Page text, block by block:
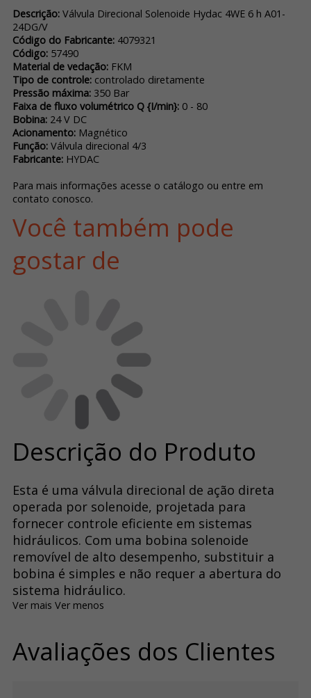
Descrição: Válvula Direcional Solenoide Hydac 4WE 6 h A01-
24DG/V
Código do Fabricante: 4079321
Código: 57490
Material de vedação: FKM
Tipo de controle:controlado diretamente
Pressão máxima: 350 Bar
Faixa de fluxo volumétrico Q {I/min}:0 - 80
Bobina:24 V DC
Acionamento:Magnético
Função:Válvula direcional 4/3
Fabricante: HYDAC
Para mais informações acesse o catálogo ou entre em
contato conosco.
Você também pode
gostar de
Descrição do Produto
Esta é uma válvula direcional de ação direta
operada por solenoide, projetada para
fornecer controle eficiente em sistemas
hidráulicos. Com uma bobina solenoide
removível de alto desempenho, substituir a
bobina é simples e não requer a abertura do
sistema hidráulico.
Ver mais Ver menos
Avaliações dos Clientes